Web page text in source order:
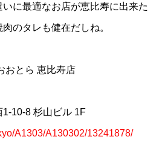
に最適なお店が恵比寿に出来た
のタレも健在だしね。
おとら 恵比寿店
10-8 杉山ビル 1F
A1303/A130302/13241878/